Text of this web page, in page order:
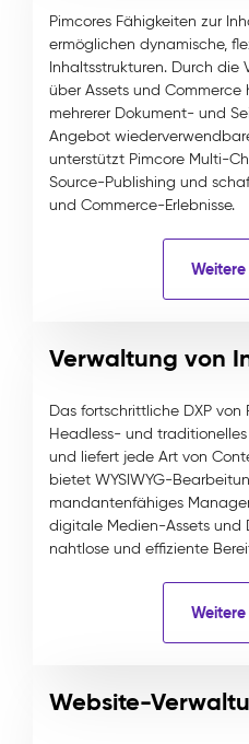
Pimcores Fähigkeiten zur
ermöglichen dynamische,
Inhaltsstrukturen. Durch die
über Assets und
mehrerer Dokument- und
Angebot
unterstützt Pimcore Multi-
Source-Publishing und
und Commerce-Erlebnisse.
Verwaltung von
Das fortschrittliche DXP von
Headless- und
und liefert jede Art von
bietet WYSIWYG-
mandantenfähiges
digitale Medien-Assets und
nahtlose und effiziente
Website-